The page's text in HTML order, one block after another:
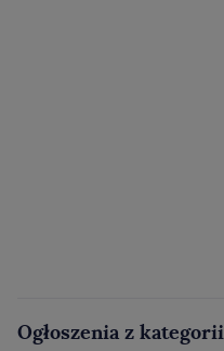
Ogłoszenia z